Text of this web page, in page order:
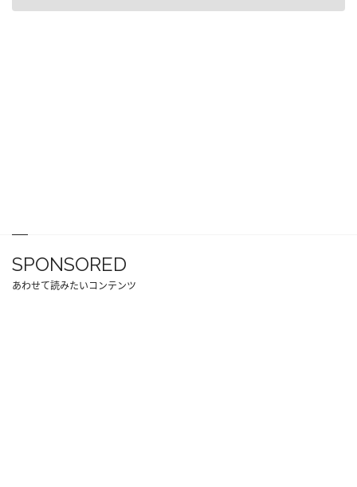
SPONSORED
あわせて読みたいコンテンツ